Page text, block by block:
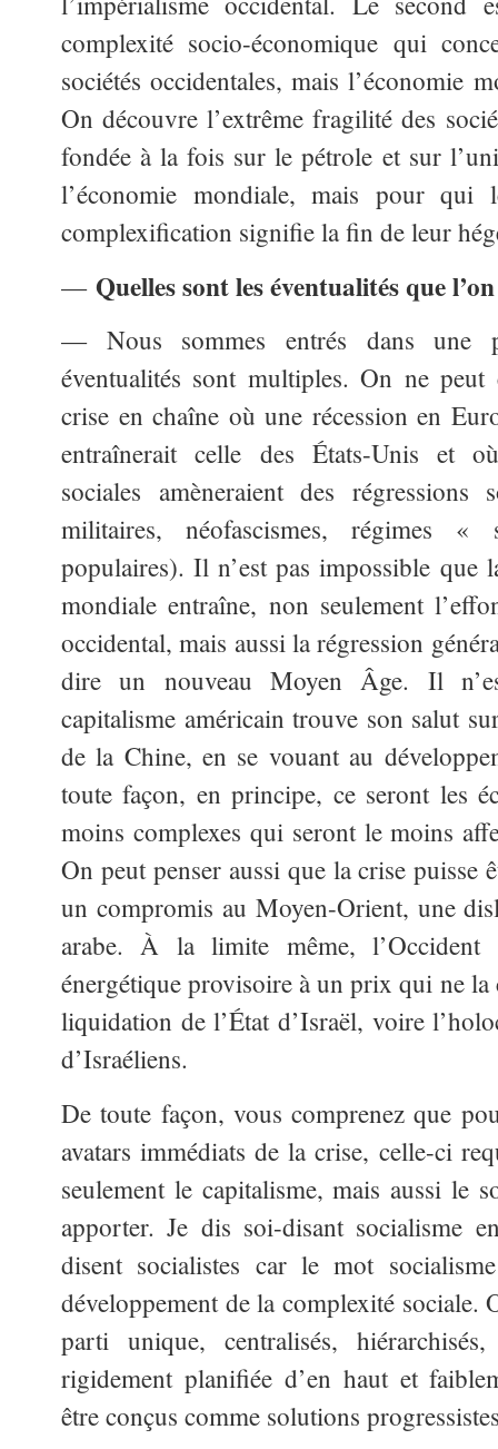
complexité socio-économique qui
sociétés occidentales, mais l’économie
On découvre l’extrême fragilité des
fondée à la fois sur le pétrole et sur
l’économie mondiale, mais pour qui
complexification signifie la fin de leur
— Quelles sont les éventualités que
— Nous sommes entrés dans une
éventualités sont multiples. On ne peut
crise en chaîne où une récession en
entraînerait celle des États-Unis et
sociales amèneraient des régressions
militaires, néofascismes, régimes «
populaires). Il n’est pas impossible que
mondiale entraîne, non seulement
occidental, mais aussi la régression
dire un nouveau Moyen Âge. Il
capitalisme américain trouve son salut
de la Chine, en se vouant au
toute façon, en principe, ce seront les
moins complexes qui seront le moins
On peut penser aussi que la crise puisse
un compromis au Moyen-Orient, une
arabe. À la limite même, l’Occident
énergétique provisoire à un prix qui ne
liquidation de l’État d’Israël, voire
d’Israéliens.
De toute façon, vous comprenez que
avatars immédiats de la crise, celle-ci
seulement le capitalisme, mais aussi le
apporter. Je dis soi-disant socialisme
disent socialistes car le mot
développement de la complexité sociale.
parti unique, centralisés,
rigidement planifiée d’en haut et
être conçus comme solutions